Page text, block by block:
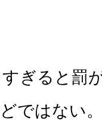
ぎると罰
ではない